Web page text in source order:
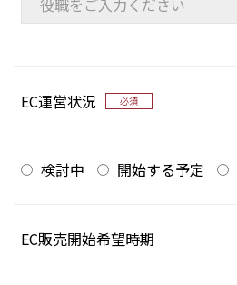
EC運営状況 必須
検討中 開始する予定
EC販売開始希望時期